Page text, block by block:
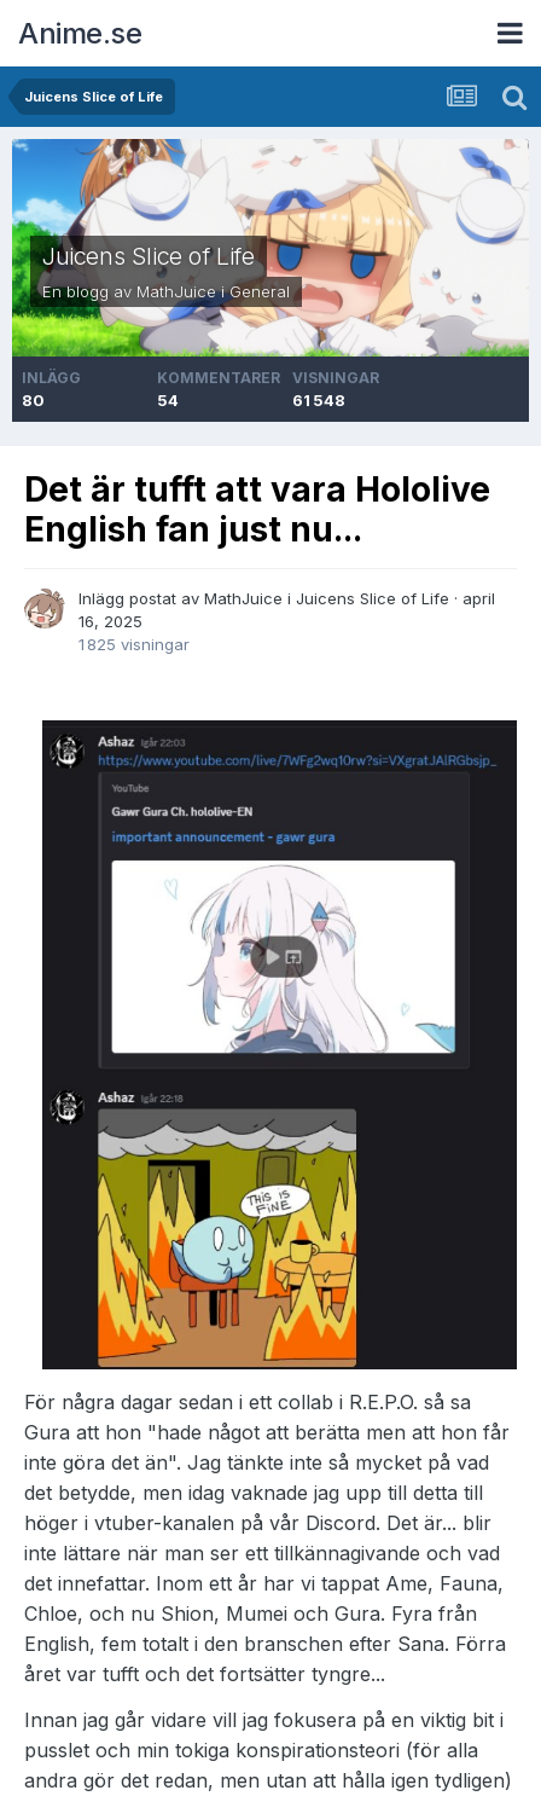
Anime.se
Juicens Slice of Life
Juicens Slice of Life
En blogg av MathJuiceiGeneral
INLÄGG
80
KOMMENTARER
54
VISNINGAR
61 548
Det är tufft att vara Hololive
English fan just nu...
Inlägg postat av MathJuice i Juicens Slice of Life · april
16, 2025
1 825 visningar
För några dagar sedan i ett collab i R.E.P.O. så sa
Gura att hon "hade något att berätta men att hon får
inte göra det än". Jag tänkte inte så mycket på vad
det betydde, men idag vaknade jag upp till detta till
höger i vtuber-kanalen på vår Discord. Det är... blir
inte lättare när man ser ett tillkännagivande och vad
det innefattar. Inom ett år har vi tappat Ame, Fauna,
Chloe, och nu Shion, Mumei och Gura. Fyra från
English, fem totalt i den branschen efter Sana. Förra
året var tufft och det fortsätter tyngre...
Innan jag går vidare vill jag fokusera på en viktig bit i
pusslet och min tokiga konspirationsteori (för alla
andra gör det redan, men utan att hålla igen tydligen)